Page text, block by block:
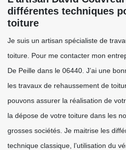
différentes techniques
toiture
Je suis un artisan spécialiste de
toiture. Pour me contacter mon
De Peille dans le 06440. J’ai une
les travaux de rehaussement de
pouvons assurer la réalisation de
la dépose de votre toiture dans les
grosses sociétés. Je maitrise les
technique classique, l’utilisation du